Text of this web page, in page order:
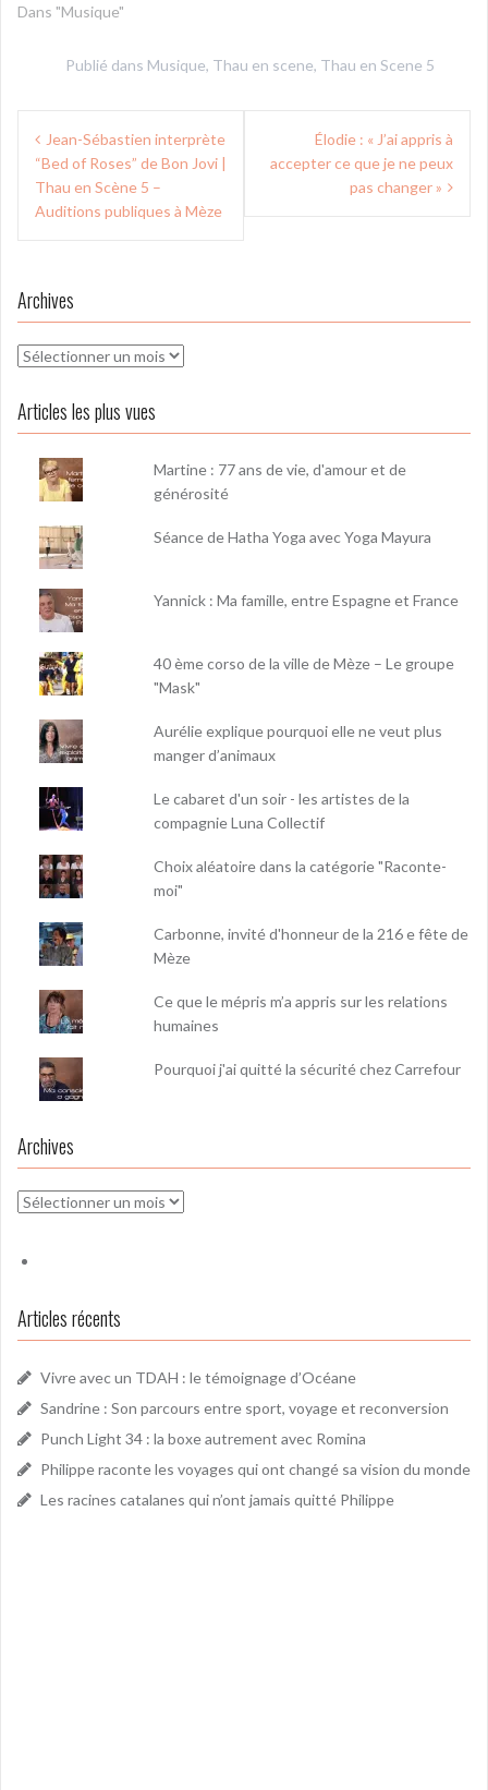
Dans "Musique"
Publié dans Musique, Thau en scene, Thau en Scene 5
Navigation
de
l’article
Jean-Sébastien interprète
“Bed of Roses” de Bon Jovi |
Thau en Scène 5 –
Auditions publiques à Mèze
Élodie : « J’ai appris à
accepter ce que je ne peux
pas changer »
Archives
Archives
Articles les plus vues
Martine : 77 ans de vie, d'amour et de
générosité
Séance de Hatha Yoga avec Yoga Mayura
Yannick : Ma famille, entre Espagne et France
40 ème corso de la ville de Mèze – Le groupe
"Mask"
Aurélie explique pourquoi elle ne veut plus
manger d’animaux
Le cabaret d'un soir - les artistes de la
compagnie Luna Collectif
Choix aléatoire dans la catégorie "Raconte-
moi"
Carbonne, invité d'honneur de la 216 e fête de
Mèze
Ce que le mépris m’a appris sur les relations
humaines
Pourquoi j'ai quitté la sécurité chez Carrefour
Archives
Archives
Articles récents
Vivre avec un TDAH : le témoignage d’Océane
Sandrine : Son parcours entre sport, voyage et reconversion
Punch Light 34 : la boxe autrement avec Romina
Philippe raconte les voyages qui ont changé sa vision du monde
Les racines catalanes qui n’ont jamais quitté Philippe